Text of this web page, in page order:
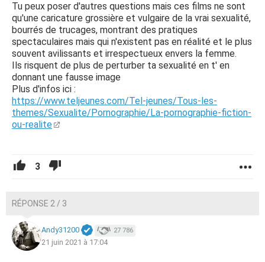
Tu peux poser d'autres questions mais ces films ne sont
qu'une caricature grossière et vulgaire de la vrai sexualité,
bourrés de trucages, montrant des pratiques
spectaculaires mais qui n'existent pas en réalité et le plus
souvent avilissants et irrespectueux envers la femme.
Ils risquent de plus de perturber ta sexualité en t' en
donnant une fausse image
Plus d'infos ici :
https://www.teljeunes.com/Tel-jeunes/Tous-les-
themes/Sexualite/Pornographie/La-pornographie-fiction-
ou-realite
3
RÉPONSE 2 / 3
Andy31200 27 786
21 juin 2021 à 17:04